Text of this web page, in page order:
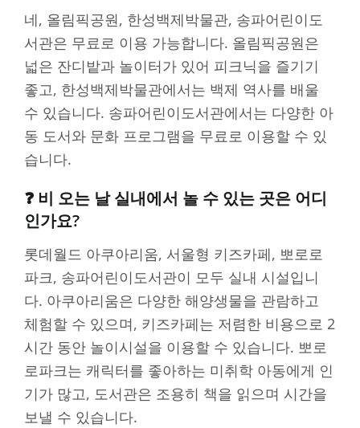
네, 올림픽공원, 한성백제박물관, 송파어린이도
서관은 무료로 이용 가능합니다. 올림픽공원은
넓은 잔디밭과 놀이터가 있어 피크닉을 즐기기
좋고, 한성백제박물관에서는 백제 역사를 배울
수 있습니다. 송파어린이도서관에서는 다양한 아
동 도서와 문화 프로그램을 무료로 이용할 수 있
습니다.
❓ 비 오는 날 실내에서 놀 수 있는 곳은 어디
인가요?
롯데월드 아쿠아리움, 서울형 키즈카페, 뽀로로
파크, 송파어린이도서관이 모두 실내 시설입니
다. 아쿠아리움은 다양한 해양생물을 관람하고
체험할 수 있으며, 키즈카페는 저렴한 비용으로 2
시간 동안 놀이시설을 이용할 수 있습니다. 뽀로
로파크는 캐릭터를 좋아하는 미취학 아동에게 인
기가 많고, 도서관은 조용히 책을 읽으며 시간을
보낼 수 있습니다.